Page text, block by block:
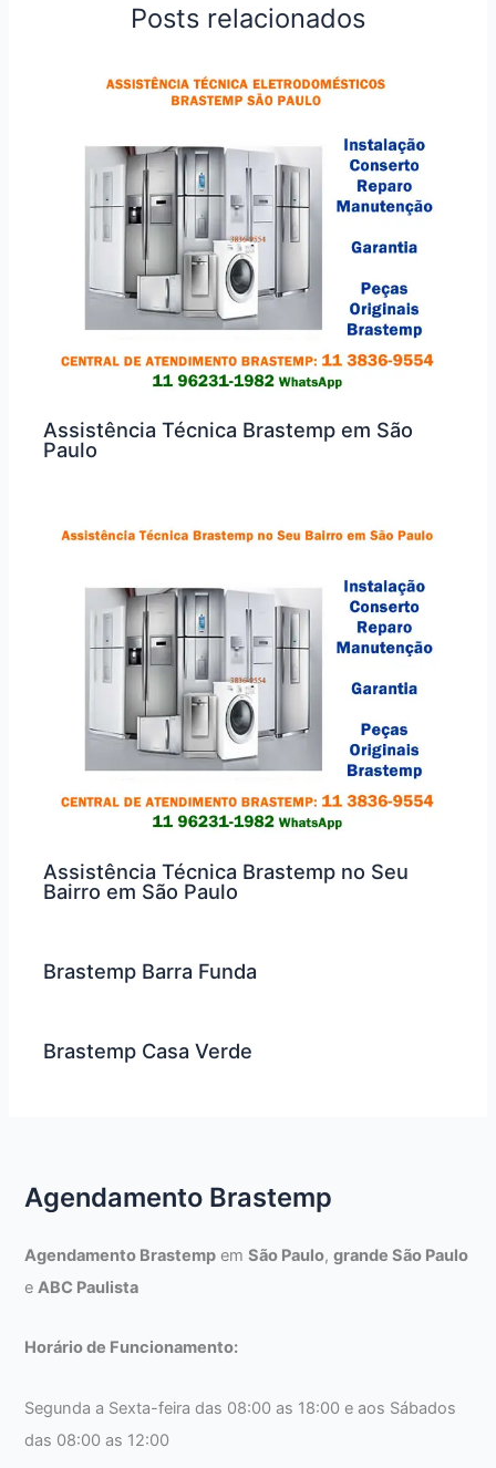
Posts relacionados
Assistência Técnica Brastemp em São
Paulo
Assistência Técnica Brastemp no Seu
Bairro em São Paulo
Brastemp Barra Funda
Brastemp Casa Verde
Agendamento Brastemp
Agendamento Brastemp emSão Paulo,grande São Paulo
eABC Paulista
Horário de Funcionamento:
Segunda a Sexta-feira das 08:00 as 18:00 e aos Sábados
das 08:00 as 12:00